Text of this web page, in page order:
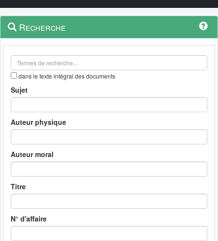
Navigation
outils
Menu
contextuel
Recherche
dans le texte intégral des documents
Sujet
Auteur physique
Auteur moral
Titre
N° d'affaire